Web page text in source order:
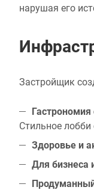
нарушая его
Застройщик
Стильное лобби
Здоровье и
Для бизнеса